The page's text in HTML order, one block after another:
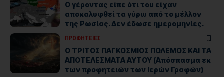
Ο γέροντας είπε ότι του είχαν
αποκαλυφθεί τα γύρω από το μέλλον
της Ρωσίας. Δεν έδωσε ημερομηνίες.
ΠΡΟΦΗΤΕΙΕΣ
Ο ΤΡΙΤΟΣ ΠΑΓΚΟΣΜΙΟΣ ΠΟΛΕΜΟΣ ΚΑΙ ΤΑ
ΑΠΟΤΕΛΕΣΜΑΤΑ ΑΥΤΟΥ (Απόσπασμα εκ
των προφητειών των Ιερών Γραφών)